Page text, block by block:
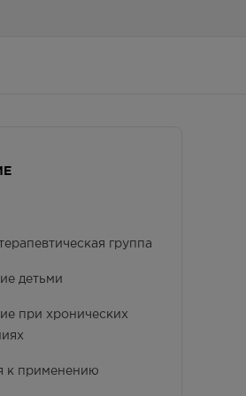
группа
детьми
при хронических
к применению